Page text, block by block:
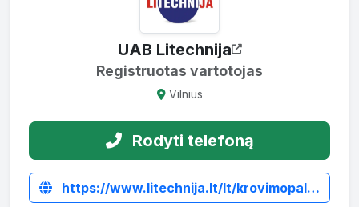
UAB Litechnija
Registruotas vartotojas
Vilnius
Rodyti telefoną
https://www.litechnija.lt/lt/krovimopaleciu-sakes/4483-rulonu-sakes-bs-1.html